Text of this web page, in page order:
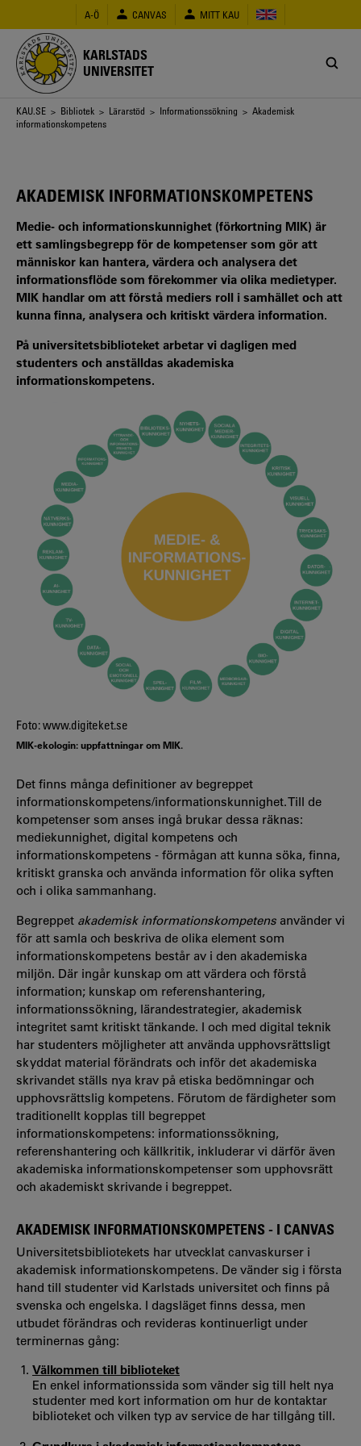
huvudinnehåll
A-Ö CANVAS MITT KAU
KARLSTADS
UNIVERSITET
Länkstig
KAU.SE > Bibliotek > Lärarstöd > Informationssökning > Akademisk
informationskompetens
AKADEMISK INFORMATIONSKOMPETENS
Medie- och informationskunnighet (förkortning MIK) är
ett samlingsbegrepp för de kompetenser som gör att
människor kan hantera, värdera och analysera det
informationsflöde som förekommer via olika medietyper.
MIK handlar om att förstå mediers roll i samhället och att
kunna finna, analysera och kritiskt värdera information.
På universitetsbiblioteket arbetar vi dagligen med
studenters och anställdas akademiska
informationskompetens.
Foto: www.digiteket.se
MIK-ekologin: uppfattningar om MIK.
Det finns många definitioner av begreppet
informationskompetens/informationskunnighet. Till de
kompetenser som anses ingå brukar dessa räknas:
mediekunnighet, digital kompetens och
informationskompetens - förmågan att kunna söka, finna,
kritiskt granska och använda information för olika syften
och i olika sammanhang.
Begreppet akademisk informationskompetens använder vi
för att samla och beskriva de olika element som
informationskompetens består av i den akademiska
miljön. Där ingår kunskap om att värdera och förstå
information; kunskap om referenshantering,
informationssökning, lärandestrategier, akademisk
integritet samt kritiskt tänkande. I och med digital teknik
har studenters möjligheter att använda upphovsrättsligt
skyddat material förändrats och inför det akademiska
skrivandet ställs nya krav på etiska bedömningar och
upphovsrättslig kompetens. Förutom de färdigheter som
traditionellt kopplas till begreppet
informationskompetens: informationssökning,
referenshantering och källkritik, inkluderar vi därför även
akademiska informationskompetenser som upphovsrätt
och akademiskt skrivande i begreppet.
AKADEMISK INFORMATIONSKOMPETENS - I CANVAS
Universitetsbibliotekets har utvecklat canvaskurser i
akademisk informationskompetens. De vänder sig i första
hand till studenter vid Karlstads universitet och finns på
svenska och engelska. I dagsläget finns dessa, men
utbudet förändras och revideras kontinuerligt under
terminernas gång:
Välkommen till biblioteket
En enkel informationssida som vänder sig till helt nya
studenter med kort information om hur de kontaktar
biblioteket och vilken typ av service de har tillgång till.